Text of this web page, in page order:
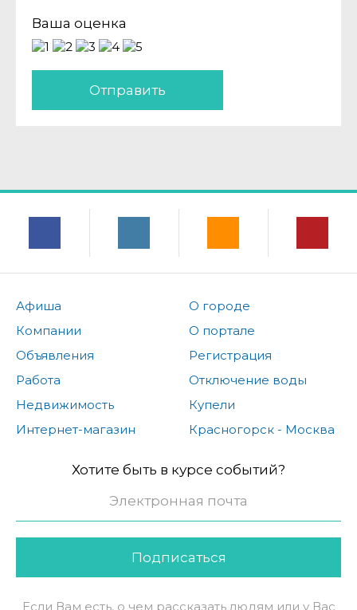
Ваша оценка
Отправить
Афиша
Компании
Объявления
Работа
Недвижимость
Интернет-магазин
О городе
О портале
Регистрация
Отключение воды
Купели
Красногорск - Москва
Хотите быть в курсе событий?
Подписаться
Если Вам есть, о чем рассказать людям или у Вас